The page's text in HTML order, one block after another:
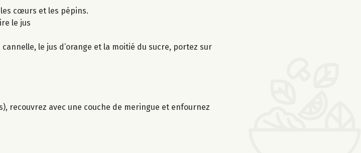
cœurs et les pépins.
le jus
le jus d’orange et la moitié du sucre, portez sur
recouvrez avec une couche de meringue et enfournez